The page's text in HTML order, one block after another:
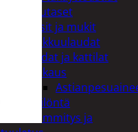
Lautaset
Lasit ja mukit
Leikkuulaudat
Padat ja kattilat
Tiskaus
Säilöntä
Kodin lämmitys ja